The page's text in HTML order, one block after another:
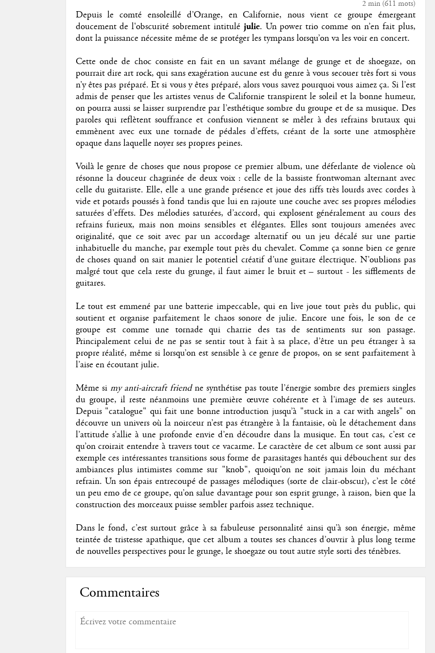
2 min(611 mots)
Depuis le comté ensoleillé d’Orange, en Californie, nous vient ce groupe émergeant
doucement de l'obscurité sobrement intitulé julie. Un power trio comme on n’en fait plus,
dont la puissance nécessite même de se protéger les tympans lorsqu’on va les voir en concert.
Cette onde de choc consiste en fait en un savant mélange de grunge et de shoegaze, on
pourrait dire art rock, qui sans exagération aucune est du genre à vous secouer très fort si vous
n’y êtes pas préparé. Et si vous y êtes préparé, alors vous savez pourquoi vous aimez ça. Si l’est
admis de penser que les artistes venus de Californie transpirent le soleil et la bonne humeur,
on pourra aussi se laisser surprendre par l’esthétique sombre du groupe et de sa musique. Des
paroles qui reflètent souffrance et confusion viennent se mêler à des refrains brutaux qui
emmènent avec eux une tornade de pédales d’effets, créant de la sorte une atmosphère
opaque dans laquelle noyer ses propres peines.
Voilà le genre de choses que nous propose ce premier album, une déferlante de violence où
résonne la douceur chagrinée de deux voix : celle de la bassiste frontwoman alternant avec
celle du guitariste. Elle, elle a une grande présence et joue des riffs très lourds avec cordes à
vide et potards poussés à fond tandis que lui en rajoute une couche avec ses propres mélodies
saturées d’effets. Des mélodies saturées, d’accord, qui explosent généralement au cours des
refrains furieux, mais non moins sensibles et élégantes. Elles sont toujours amenées avec
originalité, que ce soit avec par un accordage alternatif ou un jeu décalé sur une partie
inhabituelle du manche, par exemple tout près du chevalet. Comme ça sonne bien ce genre
de choses quand on sait manier le potentiel créatif d’une guitare électrique. N’oublions pas
malgré tout que cela reste du grunge, il faut aimer le bruit et – surtout - les sifflements de
guitares.
Le tout est emmené par une batterie impeccable, qui en live joue tout près du public, qui
soutient et organise parfaitement le chaos sonore de julie. Encore une fois, le son de ce
groupe est comme une tornade qui charrie des tas de sentiments sur son passage.
Principalement celui de ne pas se sentir tout à fait à sa place, d’être un peu étranger à sa
propre réalité, même si lorsqu’on est sensible à ce genre de propos, on se sent parfaitement à
l’aise en écoutant julie.
Même si my anti-aircraft friendne synthétise pas toute l’énergie sombre des premiers singles
du groupe, il reste néanmoins une première œuvre cohérente et à l’image de ses auteurs.
Depuis "catalogue" qui fait une bonne introduction jusqu’à "stuck in a car with angels" on
découvre un univers où la noirceur n’est pas étrangère à la fantaisie, où le détachement dans
l’attitude s’allie à une profonde envie d’en découdre dans la musique. En tout cas, c’est ce
qu’on croirait entendre à travers tout ce vacarme. Le caractère de cet album ce sont aussi par
exemple ces intéressantes transitions sous forme de parasitages hantés qui débouchent sur des
ambiances plus intimistes comme sur "knob", quoiqu’on ne soit jamais loin du méchant
refrain. Un son épais entrecoupé de passages mélodiques (sorte de clair-obscur), c’est le côté
un peu emo de ce groupe, qu’on salue davantage pour son esprit grunge, à raison, bien que la
construction des morceaux puisse sembler parfois assez technique.
Dans le fond, c’est surtout grâce à sa fabuleuse personnalité ainsi qu’à son énergie, même
teintée de tristesse apathique, que cet album a toutes ses chances d’ouvrir à plus long terme
de nouvelles perspectives pour le grunge, le shoegaze ou tout autre style sorti des ténèbres.
Commentaires